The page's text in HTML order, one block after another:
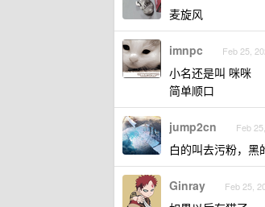
麦旋风
imnpc Feb 25,
小名还是叫 咪咪
简单顺口
jump2cn Feb
白的叫去污粉，
Ginray Feb 25,